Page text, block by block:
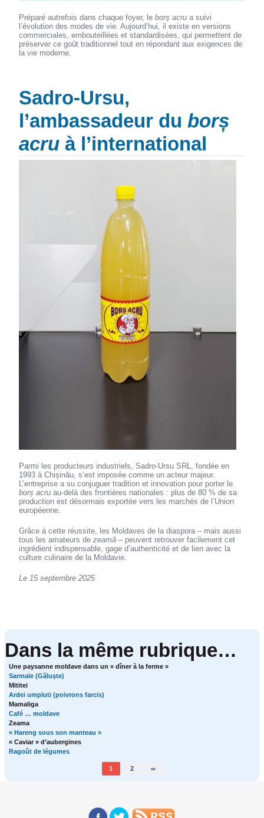
Préparé autrefois dans chaque foyer, leborș acru a suivi
l’évolution des modes de vie. Aujourd’hui, il existe en versions
commerciales, embouteillées et standardisées, qui permettent de
préserver ce goût traditionnel tout en répondant aux exigences de
la vie moderne.
Sadro-Ursu,
l’ambassadeur du borș
acru à l’international
Parmi les producteurs industriels, Sadro-Ursu SRL, fondée en
1993 à Chișinău, s’est imposée comme un acteur majeur.
L’entreprise a su conjuguer tradition et innovation pour porter le
borș acru au-delà des frontières nationales : plus de 80 % de sa
production est désormais exportée vers les marchés de l’Union
européenne.
Grâce à cette réussite, les Moldaves de la diaspora – mais aussi
tous les amateurs dezeamă– peuvent retrouver facilement cet
ingrédient indispensable, gage d’authenticité et de lien avec la
culture culinaire de la Moldavie.
Le 15 septembre 2025
Dans la même rubrique…
Une paysanne moldave dans un « dîner à la ferme »
Sarmale (Găluşte)
Mititei
Ardei umpluti (poivrons farcis)
Mamaliga
Café … moldave
Zeama
« Hareng sous son manteau »
« Caviar » d’aubergines
Ragoût de légumes
1 2 ∞